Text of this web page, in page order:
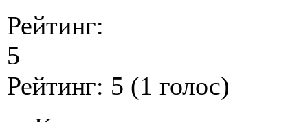
Рейтинг:
5
Рейтинг: 5 (1 голос)